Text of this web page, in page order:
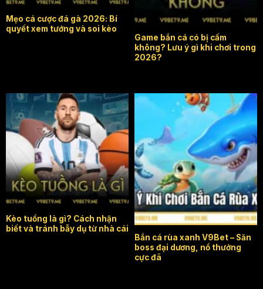
Mẹo cá cược đá gà 2026: Bí
quyết xem tướng và soi kèo
không
Game bắn cá có bị cấm
không? Lưu ý gì khi chơi trong
2026?
kèo tuồng là gì
Kèo tuồng là gì? Cách nhận
biết và tránh bẫy dụ từ nhà cái
Lưu ý khi chơi bắn cá rùa
xanh
Bắn cá rùa xanh V9Bet – Săn
boss đại dương, nổ thưởng
cực đã